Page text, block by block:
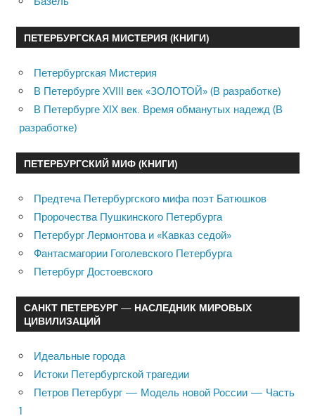
ПЕТЕРБУРГСКАЯ МИСТЕРИЯ (КНИГИ)
Петербургская Мистерия
В Петербурге XVIII век «ЗОЛОТОЙ» (В разработке)
В Петербурге XIX век. Время обманутых надежд (В
разработке)
ПЕТЕРБУРГСКИЙ МИФ (КНИГИ)
Предтеча Петербургского мифа поэт Батюшков
Пророчества Пушкинского Петербурга
Петербург Лермонтова и «Кавказ седой»
Фантасмагории Гоголевского Петербурга
Петербург Достоевского
САНКТ ПЕТЕРБУРГ — НАСЛЕДНИК МИРОВЫХ
ЦИВИЛИЗАЦИЙ
Идеальные города
Истоки Петербургской трагедии
Петров Петербург — Модель новой России — Часть
1